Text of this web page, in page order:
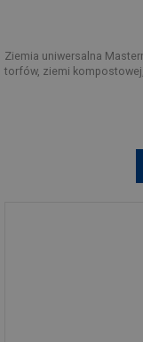
Ziemia uniwersalna
torfów, ziemi